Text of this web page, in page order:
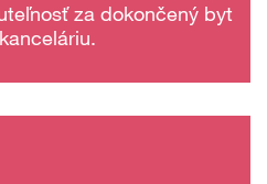
za dokončený byt